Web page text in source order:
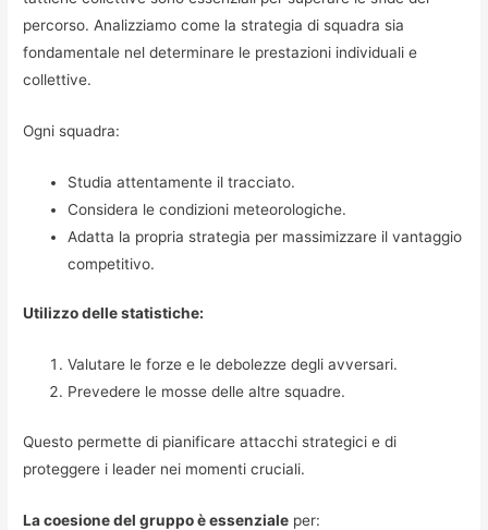
percorso. Analizziamo come la strategia di squadra sia
fondamentale nel determinare le prestazioni individuali e
collettive.
Ogni squadra:
Studia attentamente il tracciato.
Considera le condizioni meteorologiche.
Adatta la propria strategia per massimizzare il vantaggio
competitivo.
Utilizzo delle statistiche:
Valutare le forze e le debolezze degli avversari.
Prevedere le mosse delle altre squadre.
Questo permette di pianificare attacchi strategici e di
proteggere i leader nei momenti cruciali.
La coesione del gruppo è essenziale per: